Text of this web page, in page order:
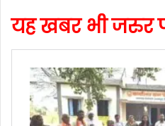
यह खबर भी जरुर